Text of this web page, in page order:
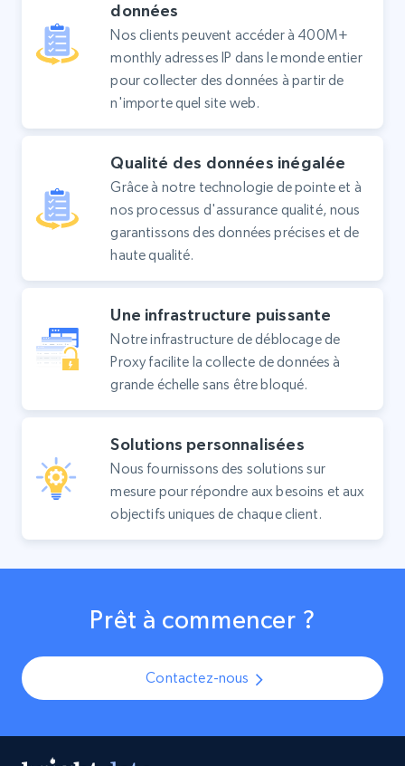
données
Nos clients peuvent accéder à 400M+
monthly adresses IP dans le monde entier
pour collecter des données à partir de
n'importe quel site web.
Qualité des données inégalée
Grâce à notre technologie de pointe et à
nos processus d'assurance qualité, nous
garantissons des données précises et de
haute qualité.
Une infrastructure puissante
Notre infrastructure de déblocage de
Proxy facilite la collecte de données à
grande échelle sans être bloqué.
Solutions personnalisées
Nous fournissons des solutions sur
mesure pour répondre aux besoins et aux
objectifs uniques de chaque client.
Prêt à commencer ?
Contactez-nous